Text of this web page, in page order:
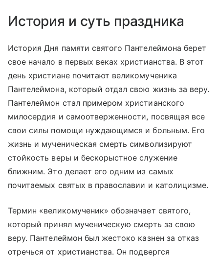
История и суть праздника
История Дня памяти святого Пантелеймона берет
свое начало в первых веках христианства. В этот
день христиане почитают великомученика
Пантелеймона, который отдал свою жизнь за веру.
Пантелеймон стал примером христианского
милосердия и самоотверженности, посвящая все
свои силы помощи нуждающимся и больным. Его
жизнь и мученическая смерть символизируют
стойкость веры и бескорыстное служение
ближним. Это делает его одним из самых
почитаемых святых в православии и католицизме.
Термин «великомученик» обозначает святого,
который принял мученическую смерть за свою
веру. Пантелеймон был жестоко казнен за отказ
отречься от христианства. Он подвергся